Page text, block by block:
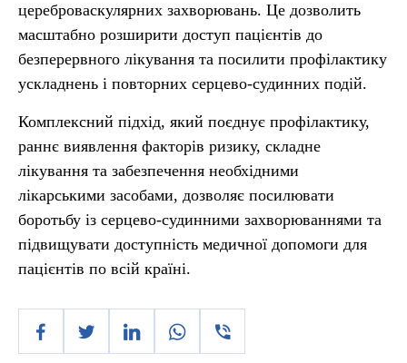
цереброваскулярних захворювань. Це дозволить
масштабно розширити доступ пацієнтів до
безперервного лікування та посилити профілактику
ускладнень і повторних серцево-судинних подій.
Комплексний підхід, який поєднує профілактику,
раннє виявлення факторів ризику, складне
лікування та забезпечення необхідними
лікарськими засобами, дозволяє посилювати
боротьбу із серцево-судинними захворюваннями та
підвищувати доступність медичної допомоги для
пацієнтів по всій країні.